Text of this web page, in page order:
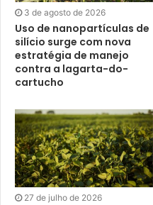
3 de agosto de 2026
Uso de nanopartículas de
silício surge com nova
estratégia de manejo
contra a lagarta-do-
cartucho
27 de julho de 2026